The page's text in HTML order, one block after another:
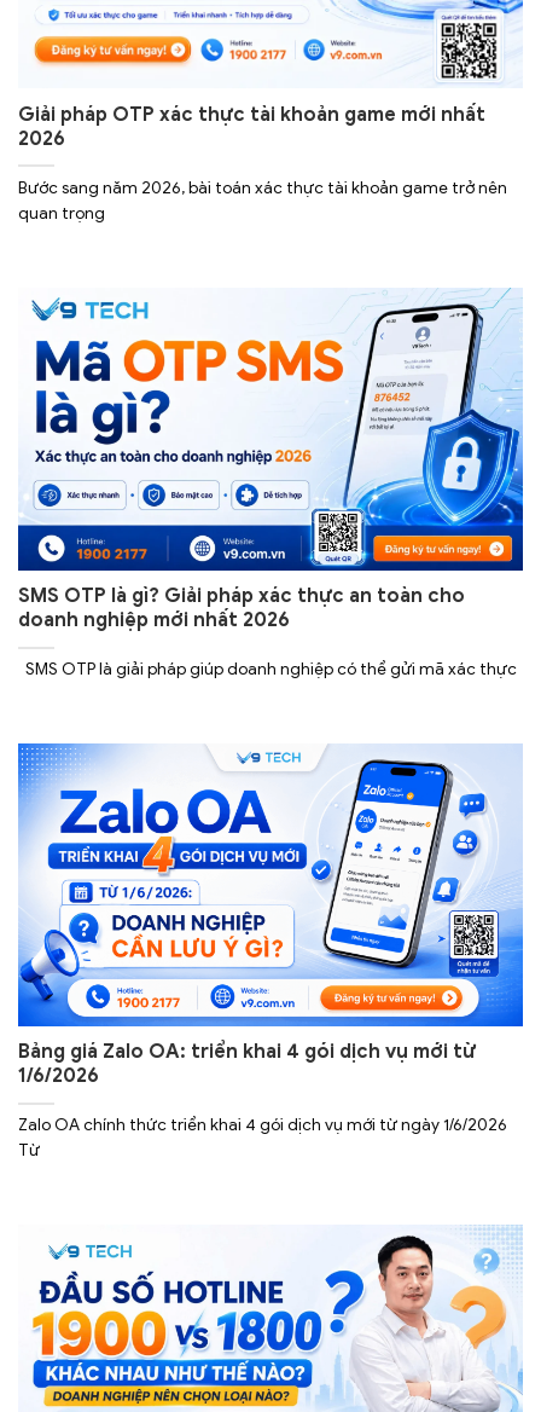
Giải pháp OTP xác thực tài khoản game mới nhất
2026
Bước sang năm 2026, bài toán xác thực tài khoản game trở nên
quan trọng
SMS OTP là gì? Giải pháp xác thực an toàn cho
doanh nghiệp mới nhất 2026
SMS OTP là giải pháp giúp doanh nghiệp có thể gửi mã xác thực
Bảng giá Zalo OA: triển khai 4 gói dịch vụ mới từ
1/6/2026
Zalo OA chính thức triển khai 4 gói dịch vụ mới từ ngày 1/6/2026
Từ